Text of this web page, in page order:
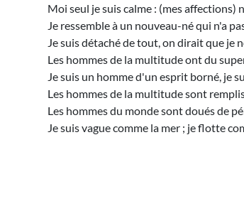
Moi seul je suis calme : (mes affections)
Je ressemble à un nouveau-né qui n'a
Je suis détaché de tout, on dirait que je
Les hommes de la multitude ont du
Je suis un homme d'un esprit borné, je
Les hommes de la multitude sont
Les hommes du monde sont doués de
Je suis vague comme la mer ; je flotte